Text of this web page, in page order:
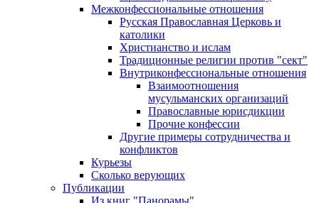
Межконфессиональные отношения
Русская Православная Церковь и
католики
Христианство и ислам
Традиционные религии против "сект"
Внутриконфессиональные отношения
Взаимоотношения
мусульманских организаций
Православные юрисдикции
Прочие конфессии
Другие примеры сотрудничества и
конфликтов
Курьезы
Сколько верующих
Публикации
Из книг "Панорамы"